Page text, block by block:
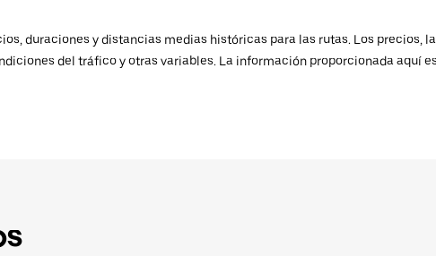
duraciones y distancias medias históricas para las rutas. Los precios,
del tráfico y otras variables. La información proporcionada aquí